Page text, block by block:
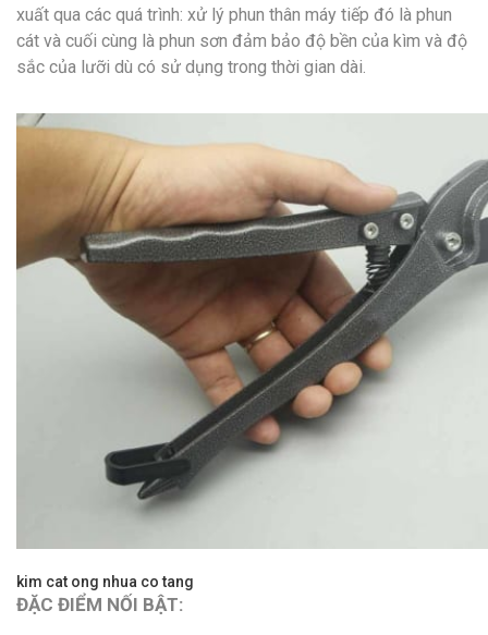
xuất qua các quá trình: xử lý phun thân máy tiếp đó là phun
cát và cuối cùng là phun sơn đảm bảo độ bền của kìm và độ
sắc của lưỡi dù có sử dụng trong thời gian dài.
kim cat ong nhua co tang
ĐẶC ĐIỂM NỐI BẬT: